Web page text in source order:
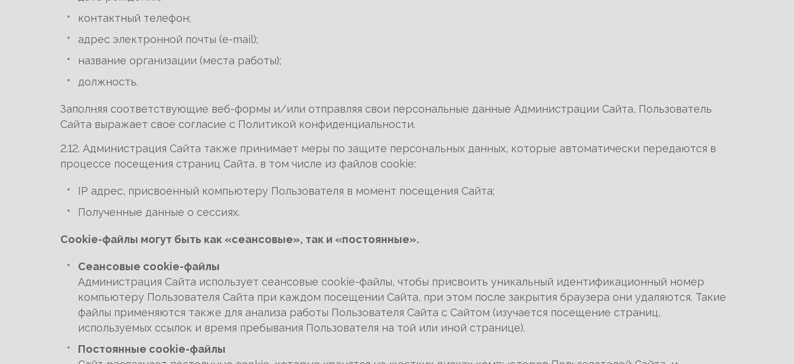
контактный телефон;
адрес электронной почты (e-mail);
название организации (места работы);
должность.
Заполняя соответствующие веб-формы и/или отправляя свои персональные данные Администрации Сайта, Пользователь
Сайта выражает свое согласие с Политикой конфиденциальности.
2.12. Администрация Сайта также принимает меры по защите персональных данных, которые автоматически передаются в
процессе посещения страниц Сайта, в том числе из файлов cookie:
IP адрес, присвоенный компьютеру Пользователя в момент посещения Сайта;
Полученные данные о сессиях.
Сookie-файлы могут быть как «сеансовые», так и «постоянные».
Сеансовые cookie-файлы
Администрация Сайта использует сеансовые cookie-файлы, чтобы присвоить уникальный идентификационный номер
компьютеру Пользователя Сайта при каждом посещении Сайта, при этом после закрытия браузера они удаляются. Такие
файлы применяются также для анализа работы Пользователя Сайта с Сайтом (изучается посещение страниц,
используемых ссылок и время пребывания Пользователя на той или иной странице).
Постоянные cookie-файлы